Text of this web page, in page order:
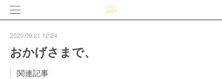
2020.09.21 12:24
おかげさまで、
関連記事